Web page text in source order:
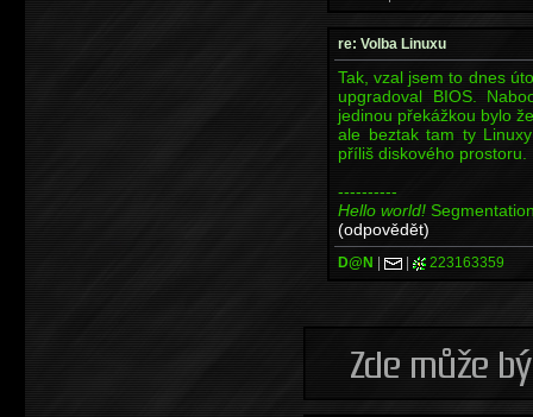
re: Volba Linuxu
Tak, vzal jsem to dnes
upgradoval BIOS.
jedinou překážkou bylo
ale beztak tam ty
příliš diskového prostoru.
----------
Hello world!
(odpovědět)
D@N | | 223163359